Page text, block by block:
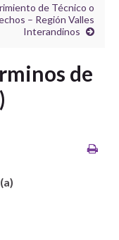
de Técnico o
– Región Valles
Interandinos
de